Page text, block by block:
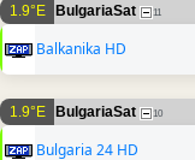
1.9°E BulgariaSat 11
Balkanika HD
1.9°E BulgariaSat 10
Bulgaria 24 HD